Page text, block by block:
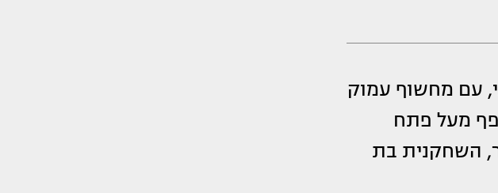
עם מחשוף עמוק
מעל פתח
השחקנית בת